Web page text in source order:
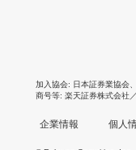
加入協会 日本証券業協会
商号等 楽天証券株式会社
企業情報 個人